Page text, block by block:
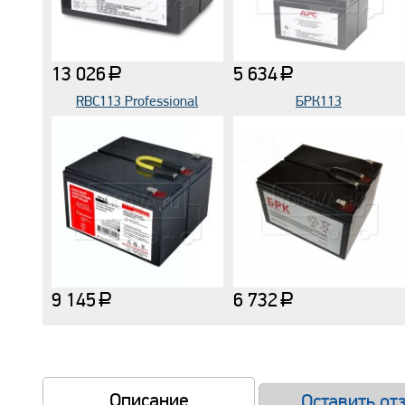
13 026 a 5 634a
RBC113 Professional
9 145 a
БРК113
6 732 a
Описание